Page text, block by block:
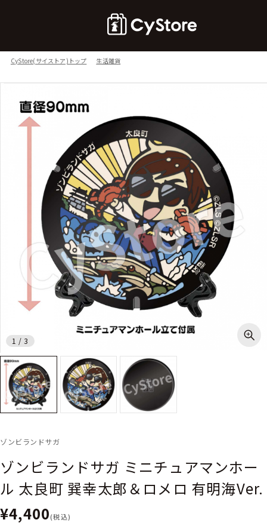
CyStore(サイストア)トップ 生活雑貨
1 / 3
ゾンビランドサガ
ゾンビランドサガ ミニチュアマンホー
ル 太良町 巽幸太郎＆ロメロ 有明海Ver.
¥4,400(税込)